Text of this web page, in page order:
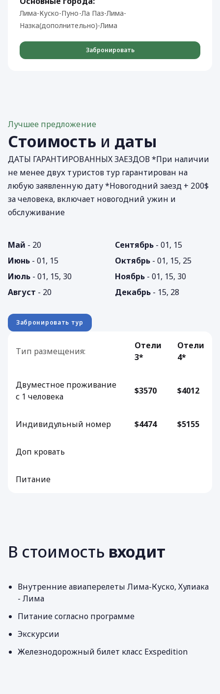
Лима-Куско-Пуно-Ла Паз-Лима-
Назка(дополнительно)-Лима
Забронировать
Тип размещения:
Отели
3*
Отели
4*
Двуместное проживание
с 1 человека
$3570 $4012
Индивидульный номер $4474 $5155
Доп кровать
Питание
Лучшее предложение
Стоимость и даты
ДАТЫ ГАРАНТИРОВАННЫХ ЗАЕЗДОВ *При наличии
не менее двух туристов тур гарантирован на
любую заявленную дату *Новогодний заезд + 200$
за человека, включает новогодний ужин и
обслуживание
Май - 20
Июнь - 01, 15
Июль - 01, 15, 30
Август - 20
Сентябрь - 01, 15
Октябрь - 01, 15, 25
Ноябрь - 01, 15, 30
Декабрь - 15, 28
Забронировать тур
В стоимость входит
Внутренние авиаперелеты Лима-Куско, Хулиака
- Лима
Питание согласно программе
Экскурсии
Железнодорожный билет класс Exspedition